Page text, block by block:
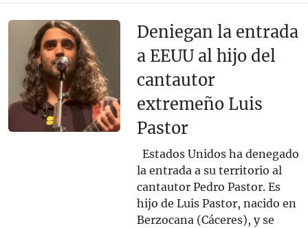
Deniegan la entrada
a EEUU al hijo del
cantautor
extremeño Luis
Pastor
Estados Unidos ha denegado
la entrada a su territorio al
cantautor Pedro Pastor. Es
hijo de Luis Pastor, nacido en
Berzocana (Cáceres), y se